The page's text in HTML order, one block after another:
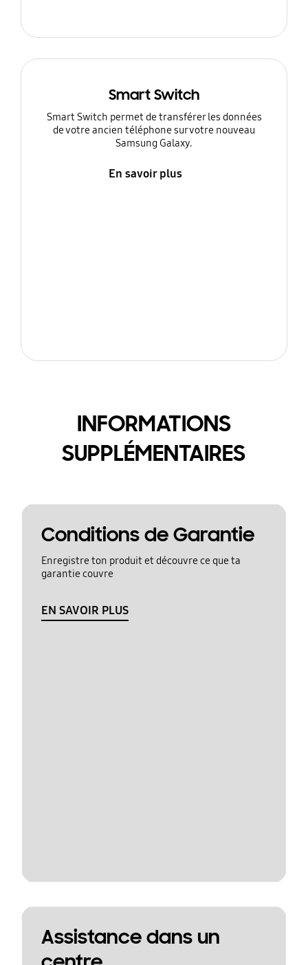
Smart Switch
Smart Switch permet de transférer les données
de votre ancien téléphone sur votre nouveau
Samsung Galaxy.
En savoir plus
INFORMATIONS
SUPPLÉMENTAIRES
Conditions de Garantie
Enregistre ton produit et découvre ce que ta
garantie couvre
EN SAVOIR PLUS
Assistance dans un